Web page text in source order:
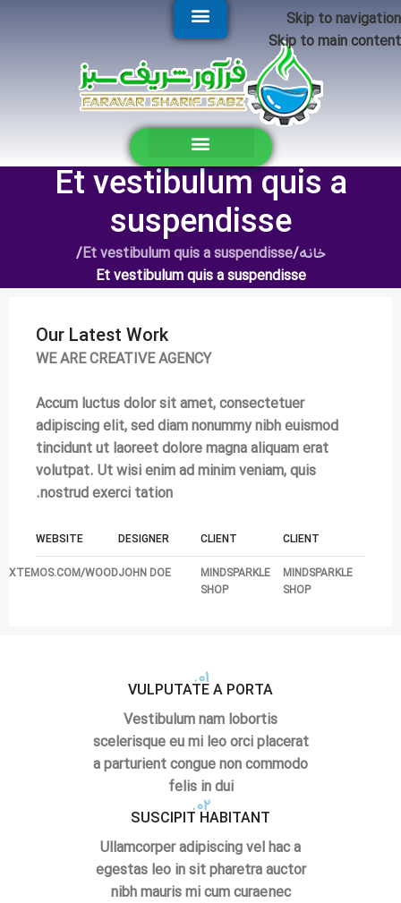
Skip to navigation
Skip to main content
Et vestibulum quis a
suspendisse
خانه/
Et vestibulum quis a suspendisse
/
Et vestibulum quis a suspendisse
Our Latest Work
WE ARE CREATIVE AGENCY
Accum luctus dolor sit amet, consectetuer
adipiscing elit, sed diam nonummy nibh euismod
tincidunt ut laoreet dolore magna aliquam erat
volutpat. Ut wisi enim ad minim veniam, quis
nostrud exerci tation.
CLIENT
MINDSPARKLE
SHOP
CLIENT
MINDSPARKLE
SHOP
DESIGNER
JOHN DOE
WEBSITE
XTEMOS.COM/WOOD
01.
VULPUTATE A PORTA
Vestibulum nam lobortis
scelerisque eu mi leo orci placerat
a parturient congue non commodo
felis in dui
02.
SUSCIPIT HABITANT
Ullamcorper adipiscing vel hac a
egestas leo in sit pharetra auctor
nibh mauris mi cum curae nec